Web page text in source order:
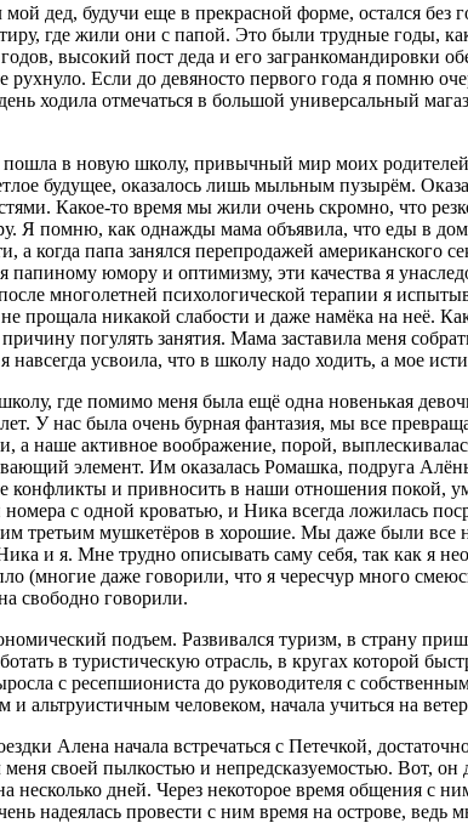
дед, будучи еще в прекрасной форме, остался
где жили они с папой. Это были трудные годы,
высокий пост деда и его загранкомандировки
Если до девяносто первого года я помню
ходила отмечаться в большой универсальный
в новую школу, привычный мир моих
будущее, оказалось лишь мыльным пузырём.
Какое-то время мы жили очень скромно, что
Я помню, как однажды мама объявила, что еды в
папа занялся перепродажей американского
юмору и оптимизму, эти качества я
многолетней психологической терапии я
прощала никакой слабости и даже намёка на неё.
погулять занятия. Мама заставила меня
усвоила, что в школу надо ходить, а мое
где помимо меня была ещё одна новенькая
У нас была очень бурная фантазия, мы все
наше активное воображение, порой,
элемент. Им оказалась Ромашка, подруга
конфликты и привносить в наши отношения
с одной кроватью, и Ника всегда ложилась
третьим мушкетёров в хорошие. Мы даже были
и я. Мне трудно описывать саму себя, так как я
(многие даже говорили, что я чересчур много
свободно говорили.
подъем. Развивался туризм, в страну
в туристическую отрасль, в кругах которой
с ресепшиониста до руководителя с
альтруистичным человеком, начала учиться на
Алена начала встречаться с Петечкой,
своей пылкостью и непредсказуемостью. Вот,
дней. Через некоторое время общения с
провести с ним время на острове, ведь